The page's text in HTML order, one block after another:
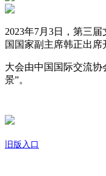
2023年7月3日，第三
国国家副主席韩正出席
大会由中国国际交流
景”。
旧版入口